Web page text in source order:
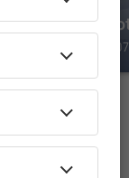
OREA
Olomouc,